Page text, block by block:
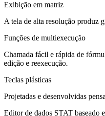
Exibição em matriz
A tela de alta resolução produz
Funções de multiexecução
Chamada fácil e rápida de
edição e reexecução.
Teclas plásticas
Projetadas e desenvolvidas
Editor de dados STAT baseado